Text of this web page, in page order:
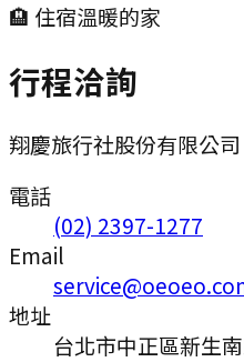
🏨 住宿溫暖的家
行程洽詢
翔慶旅行社股份有限公司
電話
(02) 2397-1277
Email
地址
台北市中正區新生